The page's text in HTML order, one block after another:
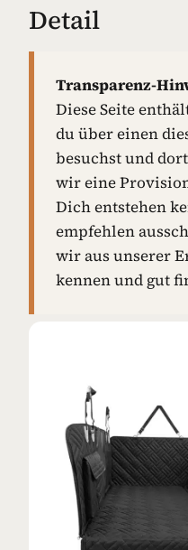
Detail
Transparenz-
Diese Seite
du über einen
besuchst und
wir eine
Dich entstehen
empfehlen
wir aus unserer
kennen und gut